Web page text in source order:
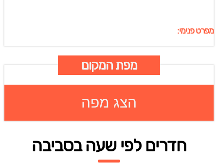
מפרט פנימי:
מפת המקום
הצג מפה
חדרים לפי שעה בסביבה